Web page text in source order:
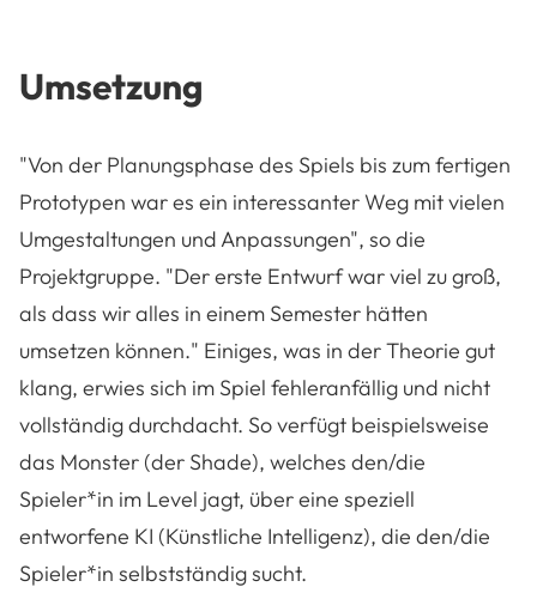
Umsetzung
"Von der Planungsphase des Spiels bis zum fertigen
Prototypen war es ein interessanter Weg mit vielen
Umgestaltungen und Anpassungen", so die
Projektgruppe. "Der erste Entwurf war viel zu groß,
als dass wir alles in einem Semester hätten
umsetzen können." Einiges, was in der Theorie gut
klang, erwies sich im Spiel fehleranfällig und nicht
vollständig durchdacht. So verfügt beispielsweise
das Monster (der Shade), welches den/die
Spieler*in im Level jagt, über eine speziell
entworfene KI (Künstliche Intelligenz), die den/die
Spieler*in selbstständig sucht.